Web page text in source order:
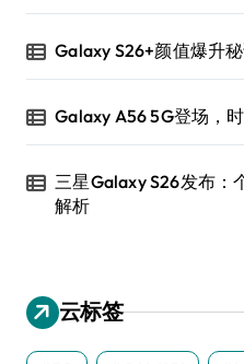
Galaxy S26+颜值爆升
Galaxy A56 5G登场，
三星Galaxy S26发布：
解析
云标签